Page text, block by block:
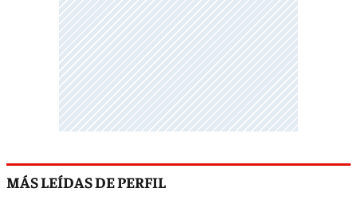
MÁS LEÍDAS DE PERFIL